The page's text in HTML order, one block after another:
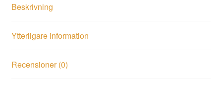
Beskrivning
Ytterligare information
Recensioner (0)